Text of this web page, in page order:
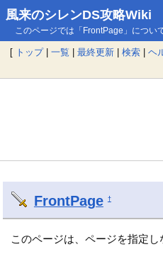
風来のシレンDS攻略Wiki
このページでは「FrontPage」につい
[ トップ| 一覧 | 最終更新 | 検索 | ヘ
FrontPage †
このページは、ページを指定し